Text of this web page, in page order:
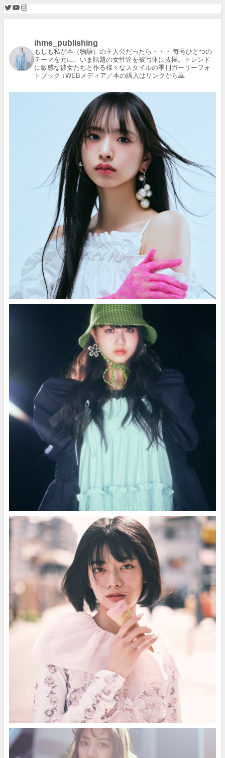
ihme_publishing
もしも私が本（物語）の主人公だったら・・・
毎号ひとつの
テーマを元に、いま話題の女性達を被写体に抜擢。トレンド
に敏感な彼女たちと作る様々なスタイルの季刊ガーリーフォ
トブック ↓WEBメディア／本の購入はリンクから🙇